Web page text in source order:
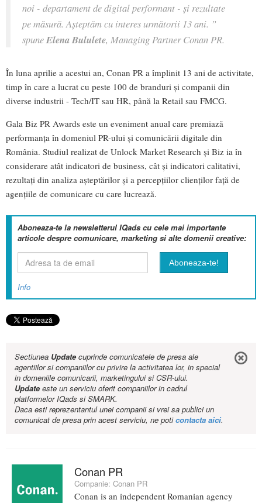
noi - departament de digital performant - și rezultate
pe măsură. Așteptăm cu interes următorii 13 ani. ”
spuneElena Bululete, Managing Partner Conan PR.
În luna aprilie a acestui an, Conan PR a împlinit 13 ani de activitate,
timp în care a lucrat cu peste 100 de branduri și companii din
diverse industrii - Tech/IT sau HR, până la Retail sau FMCG.
Gala Biz PR Awards este un eveniment anual care premiază
performanța în domeniul PR-ului și comunicării digitale din
România. Studiul realizat de Unlock Market Research și Biz ia în
considerare atât indicatori de business, cât și indicatori calitativi,
rezultați din analiza așteptărilor și a percepțiilor clienților față de
agențiile de comunicare cu care lucrează.
Aboneaza-te la newsletterul IQads cu cele mai importante
articole despre comunicare, marketing si alte domenii creative:
Info
Sectiunea Updatecuprinde comunicatele de presa ale
agentiilor si companiilor cu privire la activitatea lor, in special
in domeniile comunicarii, marketingului si CSR-ului.
Updateeste un serviciu oferit companiilor in cadrul
platformelor IQads si SMARK.
Daca esti reprezentantul unei companii si vrei sa publici un
comunicat de presa prin acest serviciu, ne poticontacta aici.
Conan PR
Companie: Conan PR
Conan is an independent Romanian agency